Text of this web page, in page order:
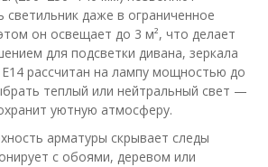
светильник даже в ограниченное
он освещает до 3 м², что делает
для подсветки дивана, зеркала
рассчитан на лампу мощностью до
теплый или нейтральный свет —
уютную атмосферу.
арматуры скрывает следы
с обоями, деревом или